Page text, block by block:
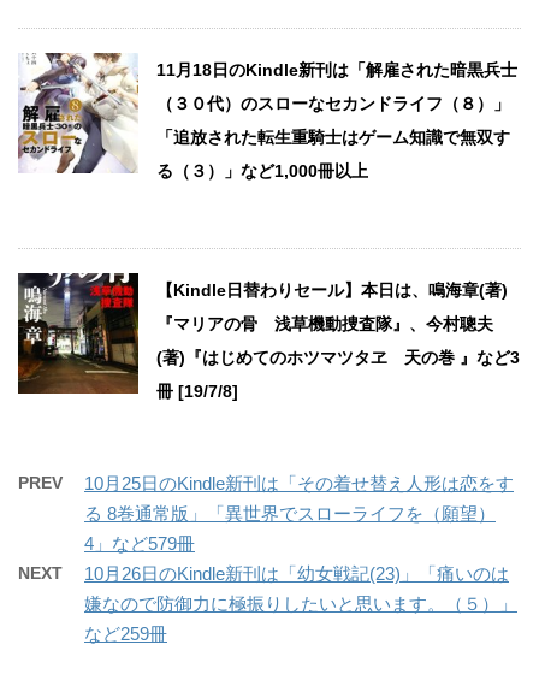
11月18日のKindle新刊は「解雇された暗黒兵士
（３０代）のスローなセカンドライフ（８）」
「追放された転生重騎士はゲーム知識で無双す
る（３）」など1,000冊以上
【Kindle日替わりセール】本日は、鳴海章(著)
『マリアの骨 浅草機動捜査隊』、今村聰夫
(著)『はじめてのホツマツタヱ 天の巻 』など3
冊 [19/7/8]
PREV
10月25日のKindle新刊は「その着せ替え人形は恋をす
る 8巻通常版」「異世界でスローライフを（願望）
4」など579冊
NEXT
10月26日のKindle新刊は「幼女戦記(23)」「痛いのは
嫌なので防御力に極振りしたいと思います。（５）」
など259冊